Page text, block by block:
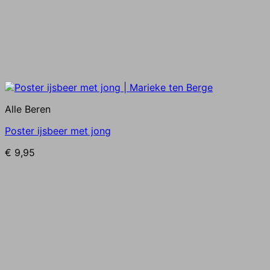
Alle Beren
Poster ijsbeer met jong
€ 9,95